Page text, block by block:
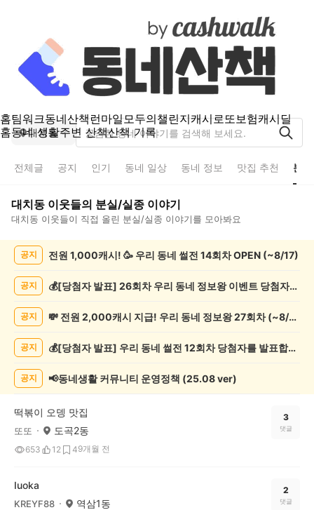
홈팀워크동네산책런마일모두의챌린지캐시로또보험캐시딜
홈동네 생활주변 산책산책 기록
대치동
전체글 공지 인기 동네 일상 동네 정보 맛집 추천 분
대치동 이웃들의 분실/실종 이야기
대치동 이웃들이 직접 올린 분실/실종 이야기를 모아봐요
록
공지 전원 1,000캐시! 🥳 우리 동네 썰전 14회차 OPEN (~8/17)
공지 💰[당첨자 발표] 26회차 우리 동네 정보왕 이벤트 당첨자를 발표합니다!
공지 💸 전원 2,000캐시 지급! 우리 동네 정보왕 27회차 (~8/10)
공지 💰[당첨자 발표] 우리 동네 썰전 12회차 당첨자를 발표합니다!
공지 📢동네생활 커뮤니티 운영정책 (25.08 ver)
떡볶이 오뎅 맛집
또또 도곡2동
653 12 49개월 전
3
댓글
Iuoka
KREYF88 역삼1동
2
댓글